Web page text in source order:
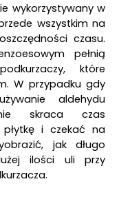
wykorzystywany w
wszystkim na
czasu.
pełnią
które
W przypadku gdy
aldehydu
skraca czas
płytkę i czekać na
jak długo
ilości uli przy